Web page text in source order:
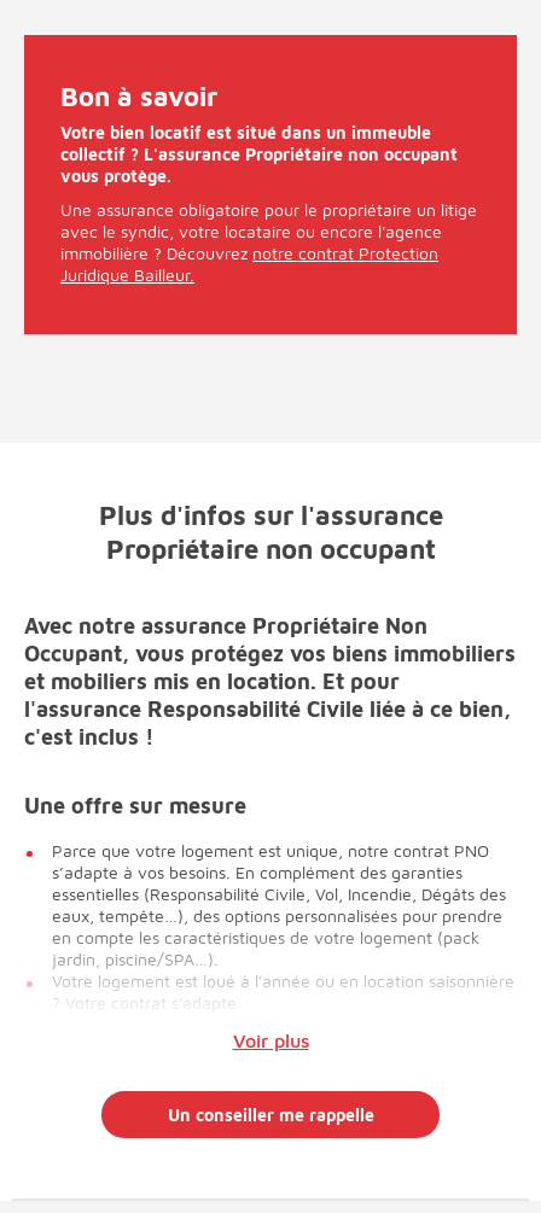
Bon à savoir
Votre bien locatif est situé dans un immeuble
collectif ? L'assurance Propriétaire non occupant
vous protège.
Une assurance obligatoire pour le propriétaire un litige
avec le syndic, votre locataire ou encore l'agence
immobilière ? Découvrez notre contrat Protection
Juridique Bailleur.
Plus d'infos sur l'assurance
Propriétaire non occupant
Avec notre assurance Propriétaire Non
Occupant, vous protégez vos biens immobiliers
et mobiliers mis en location. Et pour
l'assurance Responsabilité Civile liée à ce bien,
c'est inclus !
Une offre sur mesure
Parce que votre logement est unique, notre contrat PNO
s’adapte à vos besoins. En complément des garanties
essentielles (Responsabilité Civile, Vol, Incendie, Dégâts des
eaux, tempête…), des options personnalisées pour prendre
en compte les caractéristiques de votre logement (pack
jardin, piscine/SPA…).
Votre logement est loué à l'année ou en location saisonnière
? Votre contrat s'adapte.
Voir plus
Un conseiller me rappelle